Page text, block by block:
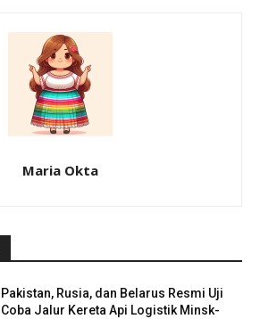
Maria Okta
Pakistan, Rusia, dan Belarus Resmi Uji
Coba Jalur Kereta Api Logistik Minsk-